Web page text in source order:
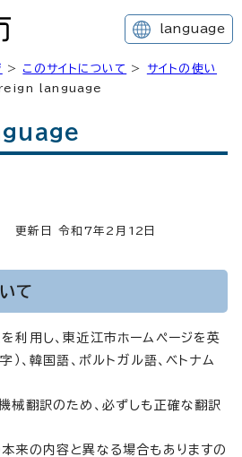
language
> このサイトについて > サイトの使い
language
更新日 令和7年2月 12 日
て
利用し、東近江市ホームページを英
）、韓国語、ポルトガル語、ベトナム
械翻訳のため、必ずしも正確な翻訳
来の内容と異なる場合もありますの